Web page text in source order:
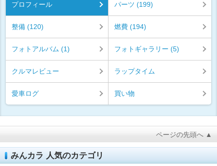
プロフィール パーツ (199)
整備 (120) 燃費 (194)
フォトアルバム (1) フォトギャラリー (5)
クルマレビュー ラップタイム
愛車ログ 買い物
ページの先頭へ ▲
みんカラ 人気のカテゴリ